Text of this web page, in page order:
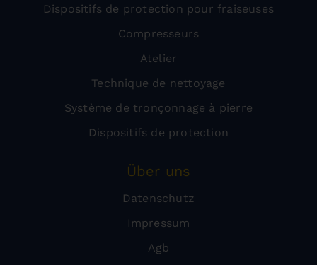
Dispositifs de protection pour fraiseuses
Compresseurs
Atelier
Technique de nettoyage
Système de tronçonnage à pierre
Dispositifs de protection
Über uns
Datenschutz
Impressum
Agb